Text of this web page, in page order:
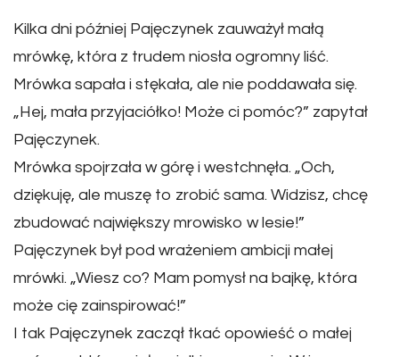
Kilka dni później Pajęczynek zauważył małą
mrówkę, która z trudem niosła ogromny liść.
Mrówka sapała i stękała, ale nie poddawała się.
„Hej, mała przyjaciółko! Może ci pomóc?” zapytał
Pajęczynek.
Mrówka spojrzała w górę i westchnęła. „Och,
dziękuję, ale muszę to zrobić sama. Widzisz, chcę
zbudować największy mrowisko w lesie!”
Pajęczynek był pod wrażeniem ambicji małej
mrówki. „Wiesz co? Mam pomysł na bajkę, która
może cię zainspirować!”
I tak Pajęczynek zaczął tkać opowieść o małej